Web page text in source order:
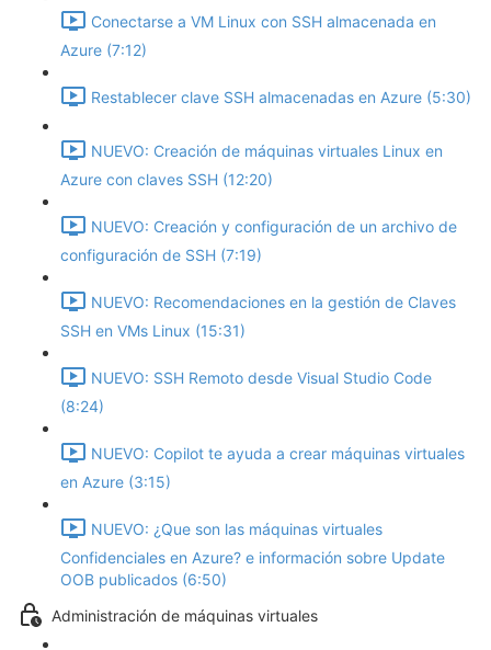
Conectarse a VM Linux con SSH almacenada en
Azure (7:12)
Restablecer clave SSH almacenadas en Azure (5:30)
NUEVO: Creación de máquinas virtuales Linux en
Azure con claves SSH (12:20)
NUEVO: Creación y configuración de un archivo de
configuración de SSH (7:19)
NUEVO: Recomendaciones en la gestión de Claves
SSH en VMs Linux (15:31)
NUEVO: SSH Remoto desde Visual Studio Code
(8:24)
NUEVO: Copilot te ayuda a crear máquinas virtuales
en Azure (3:15)
NUEVO: ¿Que son las máquinas virtuales
Confidenciales en Azure? e información sobre Update
OOB publicados (6:50)
Administración de máquinas virtuales